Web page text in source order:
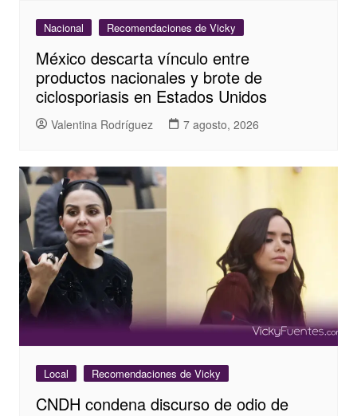
Nacional Recomendaciones de Vicky
México descarta vínculo entre
productos nacionales y brote de
ciclosporiasis en Estados Unidos
Valentina Rodríguez 7 agosto, 2026
Local Recomendaciones de Vicky
CNDH condena discurso de odio de